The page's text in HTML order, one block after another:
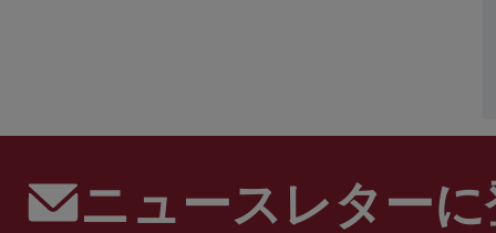
ニュースレター